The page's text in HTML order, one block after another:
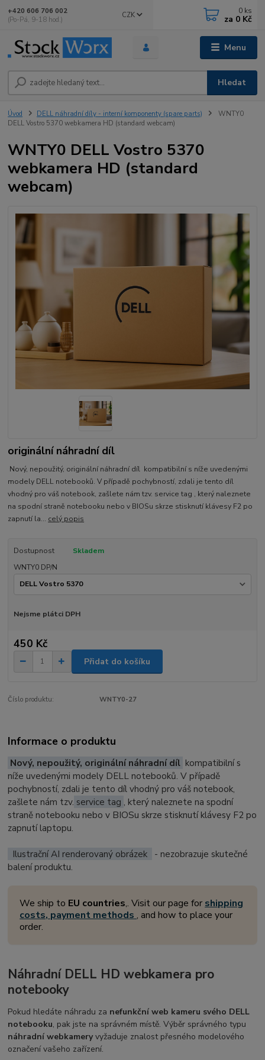
Menu
CZK
Hledat
+420 606 706 002
(Po-Pá, 9-18 hod.)
0 ks
za 0 Kč
Úvod DELL náhradní díly - interní komponenty (spare parts)
WNTY0
DELL Vostro 5370 webkamera HD (standard webcam)
WNTY0 DELL Vostro 5370
webkamera HD (standard
webcam)
originální náhradní díl
Nový, nepoužitý, originální náhradní díl kompatibilní s níže uvedenými
modely DELL notebooků. V případě pochybností, zdali je tento díl
vhodný pro váš notebook, zašlete nám tzv. service tag , který naleznete
na spodní straně notebooku nebo v BIOSu skrze stisknutí klávesy F2 po
zapnutí la... celý popis
Dostupnost
Skladem
WNTY0 DP/N
Nejsme plátci DPH
450 Kč
Přidat do košíku
Číslo produktu: WNTY0-27
Informace o produktu
Nový, nepoužitý, originální náhradní díl kompatibilní s
níže uvedenými modely DELL notebooků. V případě
pochybností, zdali je tento díl vhodný pro váš notebook,
zašlete nám tzv. service tag , který naleznete na spodní
straně notebooku nebo v BIOSu skrze stisknutí klávesy F2 po
zapnutí laptopu.
Ilustrační AI renderovaný obrázek
- nezobrazuje skutečné
balení produktu.
We ship to EU countries,. Visit our page for shipping
costs, payment methods, and how to place your
order.
Náhradní DELL HD webkamera pro
notebooky
Pokud hledáte náhradu za nefunkční web kameru svého DELL
notebooku, pak jste na správném místě. Výběr správného typu
náhradní webkameryvyžaduje znalost přesného modelového
označení vašeho zařízení.